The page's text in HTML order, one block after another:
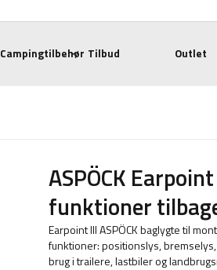
Campingtilbehør Tilbud Outlet
ASPÖCK
funktioner
Earpoint III ASPÖCK baglygte til
funktioner: positionslys,
brug i trailere, lastbiler og